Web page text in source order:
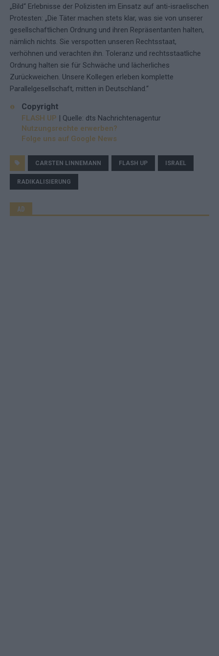
„Bild“ Erlebnisse der Polizisten im Einsatz auf anti-israelischen
Protesten: „Die Täter machen stets klar, was sie von unserer
gesellschaftlichen Ordnung und ihren Repräsentanten halten,
nämlich nichts. Sie verspotten unseren Rechtsstaat,
verhöhnen und verachten ihn. Toleranz und rechtsstaatliche
Ordnung halten sie für Schwäche und lächerliches
Zurückweichen. Unsere Kollegen erleben komplette
Parallelgesellschaft, mitten in Deutschland.“
Copyright
FLASH UP | Quelle: dts Nachrichtenagentur
Nutzungsrechte erwerben?
Folge uns auf Google News
CARSTEN LINNEMANN FLASH UP ISRAEL
RADIKALISIERUNG
AD